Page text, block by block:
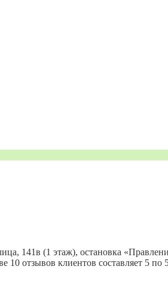
141в (1 этаж), остановка
отзывов клиентов составляет 5 по